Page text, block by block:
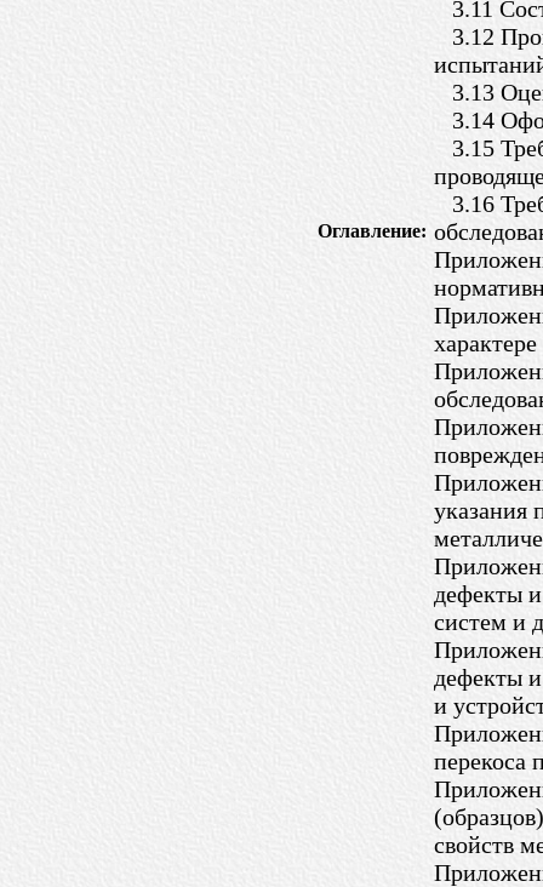
Оглавление:
3.11
3.12
3.13
3.14
3.15
3.16
указания
дефекты
систем и
дефекты
и
перекоса
свойств